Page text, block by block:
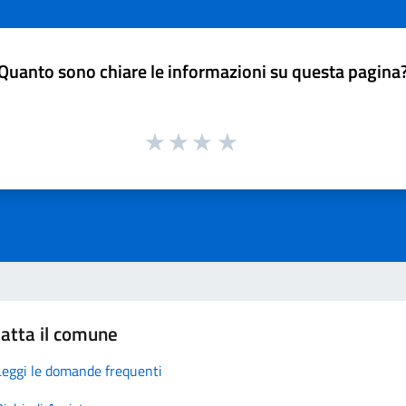
sono chiare le informazioni su questa
il comune
le domande frequenti